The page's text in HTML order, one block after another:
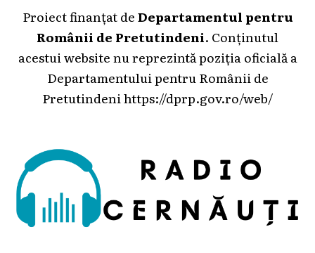
Proiect finanțat deDepartamentul pentru
Românii de Pretutindeni. Conținutul
acestui website nu reprezintă poziția oficială a
Departamentului pentru Românii de
Pretutindeni https://dprp.gov.ro/web/